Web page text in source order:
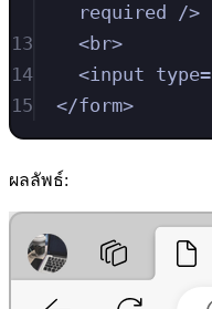
required
/>
13
<br>
14
<input type=
15
</form>
ผลลัพธ์: